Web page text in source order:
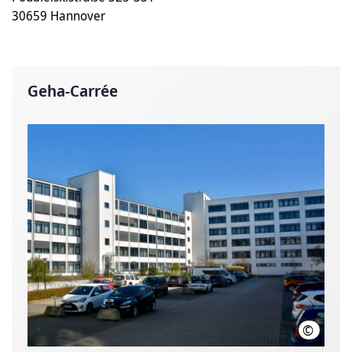
30659 Hannover
Geha-Carrée
©